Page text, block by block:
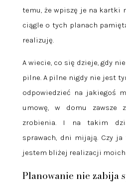
temu, że wpiszę je na kartki
ciągle o tych planach
realizuję.
A wiecie, co się dzieje, gdy
pilne. A pilne nigdy nie jest
odpowiedzieć na jakiegoś
umowę, w domu zawsze
zrobienia. I na takim
sprawach, dni mijają. Czy
jestem bliżej realizacji moich
Planowanie nie zabija